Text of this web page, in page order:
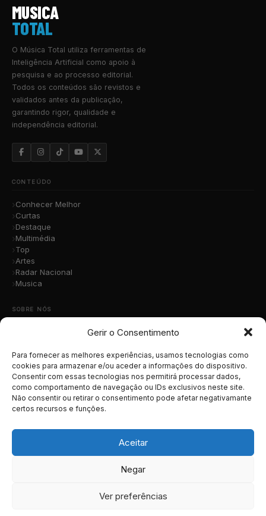
Gerir o Consentimento
Para fornecer as melhores experiências, usamos tecnologias como
cookies para armazenar e/ou aceder a informações do dispositivo.
Consentir com essas tecnologias nos permitirá processar dados,
como comportamento de navegação ou IDs exclusivos neste site.
Não consentir ou retirar o consentimento pode afetar negativamante
certos recursos e funções.
Aceitar
Negar
Ver preferências
MUSICA
TOTAL
O Música Total utiliza ferramentas de
Inteligência Artificial como apoio à
pesquisa e ao processo editorial.
Todos os conteúdos são revistos e
validados antes da publicação,
garantindo rigor, qualidade e
independência editorial.
CONTEÚDO
Conhecer Melhor
Curtas
Destaque
Multimédia
Top
Artes
Radar Nacional
Musica
SOBRE NÓS
Contacto
Submete a Tua Música
Publicidade
Apoiar o Projeto
Política de Privacidade